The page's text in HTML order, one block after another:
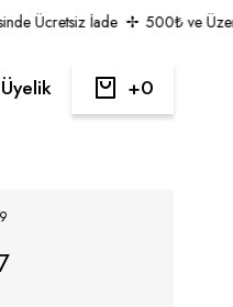
Ücretsiz İade 500₺ ve Üzeri
Üyelik 0